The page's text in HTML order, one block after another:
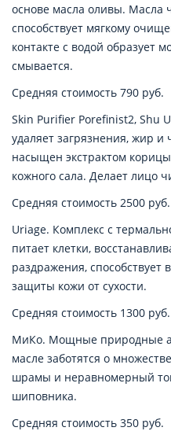
основе масла оливы. Масла
способствует мягкому
контакте с водой образует
смывается.
Средняя стоимость 790 руб.
Skin Purifier Porefinist2, Shu
удаляет загрязнения, жир
насыщен экстрактом
кожного сала. Делает лицо
Средняя стоимость 2500 руб.
Uriage. Комплекс с
питает клетки,
раздражения,
защиты кожи от сухости.
Средняя стоимость 1300 руб.
МиКо. Мощные природные
масле заботятся о
шрамы и неравномерный
шиповника.
Средняя стоимость 350 руб.